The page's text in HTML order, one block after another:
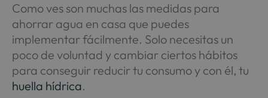
Como ves son muchas las medidas para
ahorrar agua en casa que puedes
implementar fácilmente. Solo necesitas un
poco de voluntad y cambiar ciertos hábitos
para conseguir reducir tu consumo y con él, tu
huella hídrica.